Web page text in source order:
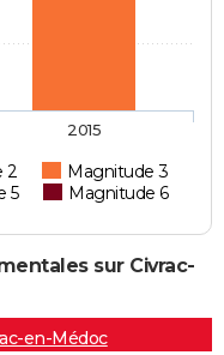
2
Magnitude 3
5 Magnitude 6
2015
sur Civrac-
en-Médoc